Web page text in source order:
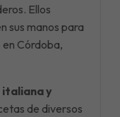
Ellos
sus manos para
Córdoba,
italiana y
de diversos